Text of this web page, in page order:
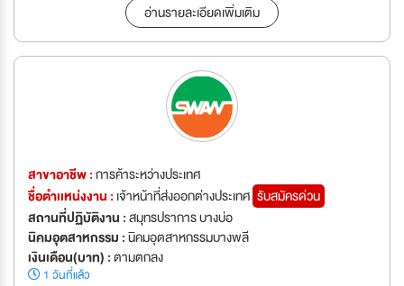
อ่านรายละเอียดเพิ่มเติม
สาขาอาชีพ :การค้าระหว่างประเทศ
ชื่อตำเเหน่งงาน : เจ้าหน้าที่ส่งออกต่างประเทศ รับสมัครด่วน
สถานที่ปฏิบัติงาน :สมุทรปราการ บางบ่อ
นิคมอุตสาหกรรม :นิคมอุตสาหกรรมบางพลี
เงินเดือน(บาท) :ตามตกลง
1 วันที่แล้ว